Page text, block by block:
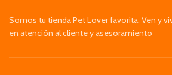
Somos tu tienda Pet Lover favorita. Ven y
en atención al cliente y asesoramiento